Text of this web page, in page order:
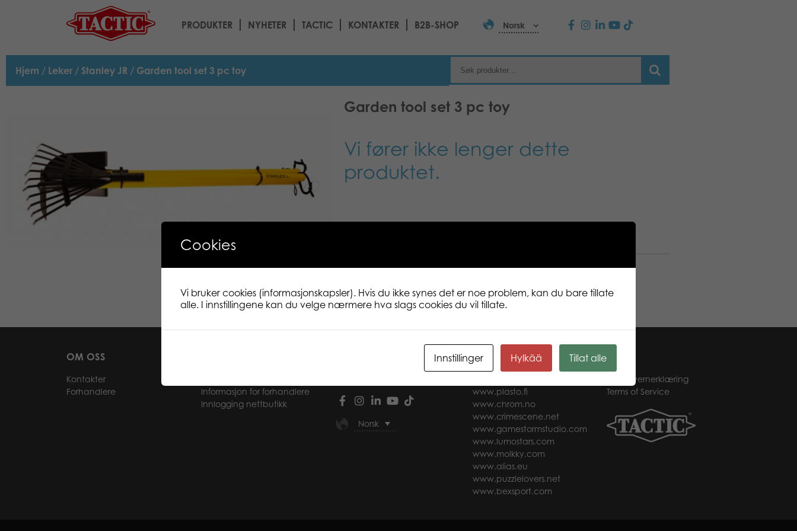
PRODUKTER NYHETER TACTIC KONTAKTER B2B-SHOP Norsk
Hjem / Leker / Stanley JR / Garden tool set 3 pc toy
Garden tool set 3 pc toy
Vi fører ikke lenger dette
produktet.
OM OSS
Kontakter
Forhandlere
Informasjon for forhandlere
Innlogging nettbutikk
Norsk
LINKER
www.plasto.fi
www.chrom.no
www.crimescene.net
www.gamestormstudio.com
www.lumostars.com
www.molkky.com
www.alias.eu
www.puzzlelovers.net
www.bexsport.com
Personvernerklæring
Terms of Service
Cookies
Vi bruker cookies (informasjonskapsler). Hvis du ikke synes det er noe problem, kan du bare tillate
alle. I innstillingene kan du velge nærmere hva slags cookies du vil tillate.
Innstillinger Hylkää Tillat alle